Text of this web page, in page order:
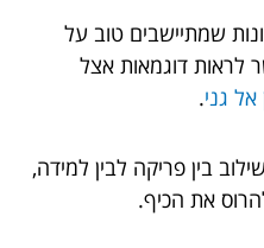
שמתיישבים טוב על
לראות דוגמאות אצל
אל גני.
בין פריקה לבין למידה,
את הכיף.